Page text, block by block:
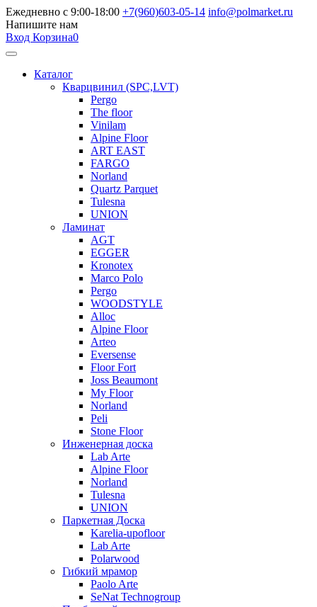
Ежедневно с 9:00-18:00 +7(960)603-05-14 info@polmarket.ru
Напишите нам
Вход Корзина0
Каталог
Кварцвинил (SPC,LVT)
Pergo
The floor
Vinilam
Alpine Floor
ART EAST
FARGO
Norland
Quartz Parquet
Tulesna
UNION
Ламинат
AGT
EGGER
Kronotex
Marco Polo
Pergo
WOODSTYLE
Alloc
Alpine Floor
Arteo
Eversense
Floor Fort
Joss Beaumont
My Floor
Norland
Peli
Stone Floor
Инженерная доска
Lab Arte
Alpine Floor
Norland
Tulesna
UNION
Паркетная Доска
Karelia-upofloor
Lab Arte
Polarwood
Гибкий мрамор
Paolo Arte
SeNat Technogroup